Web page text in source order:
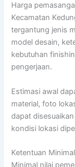
Harga
Kecamatan
tergantung jenis
model desain,
kebutuhan
pengerjaan.
Estimasi awal
material, foto
dapat
kondisi lokasi
Ketentuan
Minimal nilai